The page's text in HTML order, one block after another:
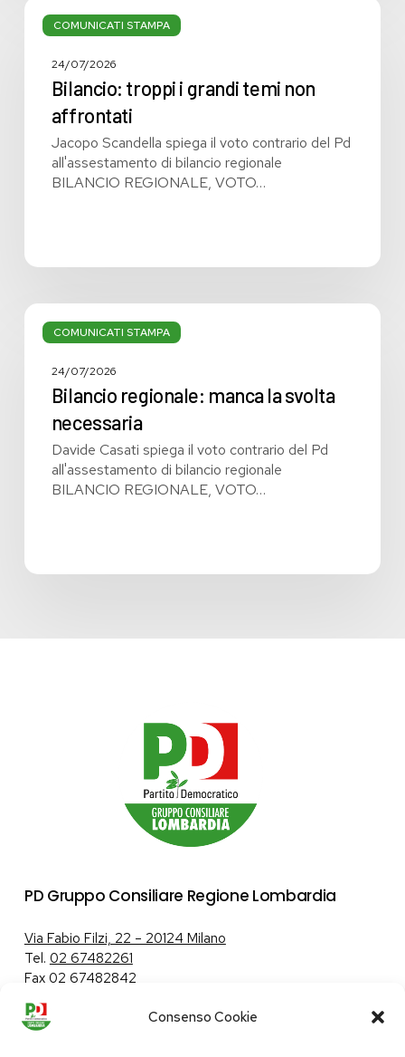
Consenso Cookie
COMUNICATI STAMPA
Bilancio:
troppi
grandi
affrontati
24/07/2026
Bilancio: troppi i grandi temi non
affrontati
Jacopo Scandella spiega il voto contrario del Pd
all'assestamento di bilancio regionale
BILANCIO REGIONALE, VOTO…
COMUNICATI STAMPA
Bilancio
regionale:
svolta
24/07/2026
Bilancio regionale: manca la svolta
necessaria
Davide Casati spiega il voto contrario del Pd
all'assestamento di bilancio regionale
BILANCIO REGIONALE, VOTO…
PD Gruppo Consiliare Regione Lombardia
Via Fabio Filzi, 22 – 20124 Milano
Tel. 02 67482261
Fax 02 67482842
Tutela dei dati personali|Politica sui cookie